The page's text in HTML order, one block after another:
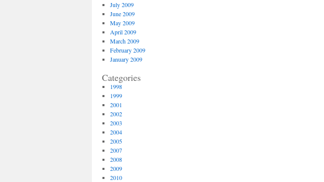
July 2009
June 2009
May 2009
April 2009
March 2009
February 2009
January 2009
Categories
1998
1999
2001
2002
2003
2004
2005
2007
2008
2009
2010